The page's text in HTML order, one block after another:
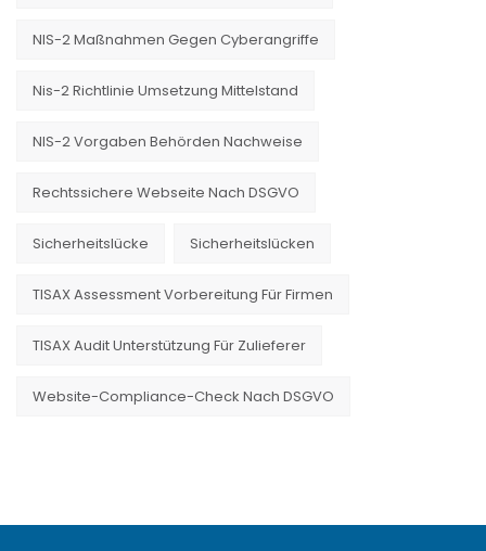
NIS-2 Maßnahmen Gegen Cyberangriffe
Nis-2 Richtlinie Umsetzung Mittelstand
NIS-2 Vorgaben Behörden Nachweise
Rechtssichere Webseite Nach DSGVO
Sicherheitslücke Sicherheitslücken
TISAX Assessment Vorbereitung Für Firmen
TISAX Audit Unterstützung Für Zulieferer
Website-Compliance-Check Nach DSGVO